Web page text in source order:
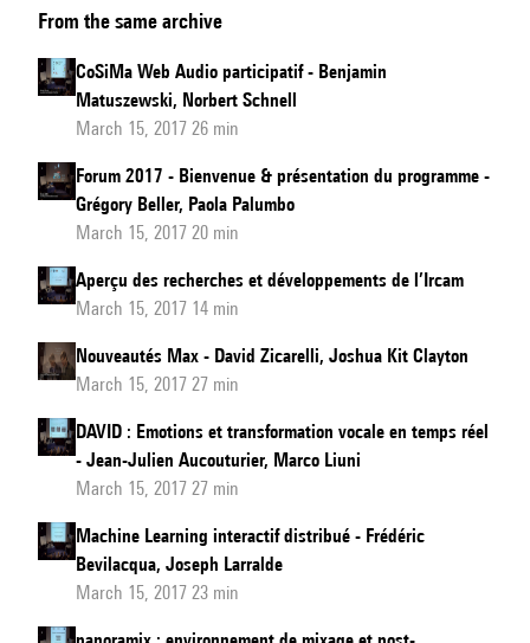
du
projet
de
Résidence
Artistique
:
Proxemic
From the same archive
CoSiMa Web Audio participatif - Benjamin
Matuszewski, Norbert Schnell
March 15, 2017 26 min
Forum 2017 - Bienvenue & présentation du programme -
Grégory Beller, Paola Palumbo
March 15, 2017 20 min
Aperçu des recherches et développements de l’Ircam
March 15, 2017 14 min
Nouveautés Max - David Zicarelli, Joshua Kit Clayton
March 15, 2017 27 min
DAVID : Emotions et transformation vocale en temps réel
- Jean-Julien Aucouturier, Marco Liuni
March 15, 2017 27 min
Machine Learning interactif distribué - Frédéric
Bevilacqua, Joseph Larralde
March 15, 2017 23 min